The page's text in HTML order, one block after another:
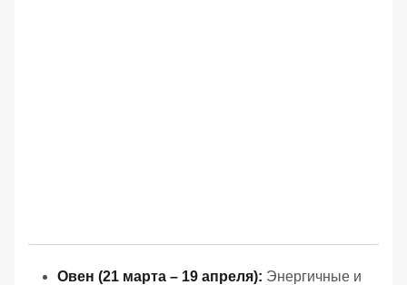
Овен (21 марта – 19 апреля): Энергичные и